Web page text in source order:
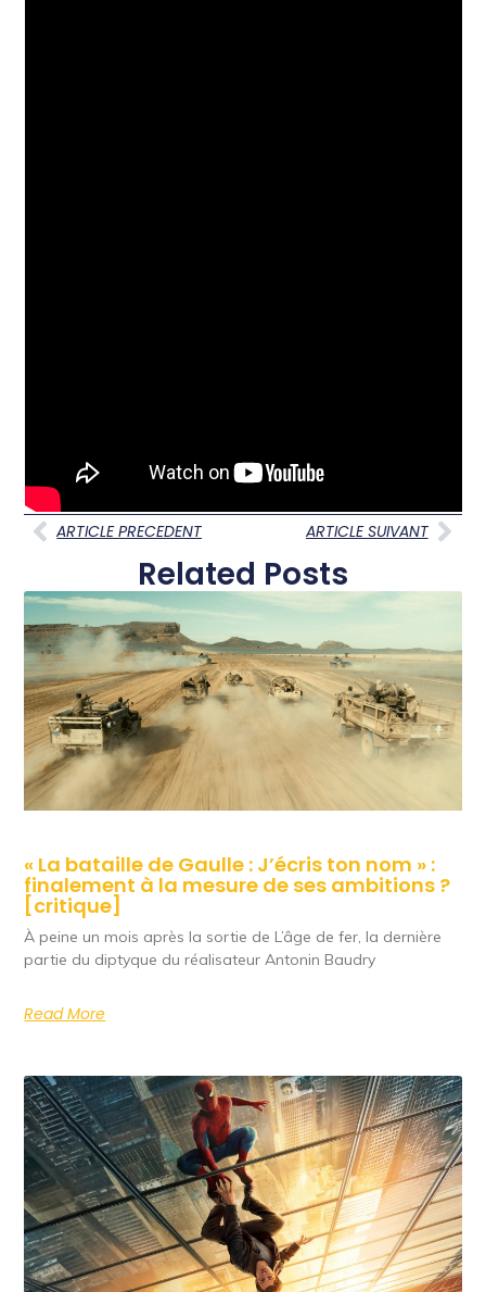
ARTICLE PRECEDENT ARTICLE SUIVANT
Related Posts
« La bataille de Gaulle : J’écris ton nom » :
finalement à la mesure de ses ambitions ?
[critique]
À peine un mois après la sortie de L’âge de fer, la dernière
partie du diptyque du réalisateur Antonin Baudry
Read More